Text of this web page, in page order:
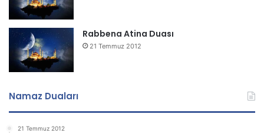
Rabbena Atina Duası
21 Temmuz 2012
Namaz Duaları
21 Temmuz 2012